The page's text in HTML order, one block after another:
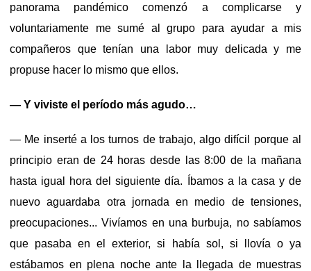
panorama pandémico comenzó a complicarse y
voluntariamente me sumé al grupo para ayudar a mis
compañeros que tenían una labor muy delicada y me
propuse hacer lo mismo que ellos.
— Y viviste el período más agudo…
— Me inserté a los turnos de trabajo, algo difícil porque al
principio eran de 24 horas desde las 8:00 de la mañana
hasta igual hora del siguiente día. Íbamos a la casa y de
nuevo aguardaba otra jornada en medio de tensiones,
preocupaciones... Vivíamos en una burbuja, no sabíamos
que pasaba en el exterior, si había sol, si llovía o ya
estábamos en plena noche ante la llegada de muestras